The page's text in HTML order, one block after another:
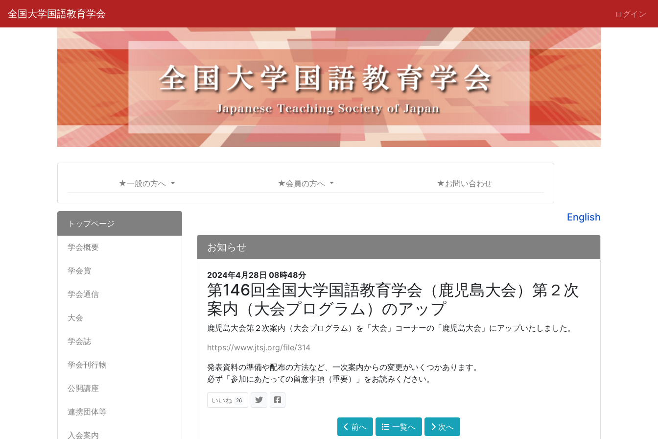
全国大学国語教育学会 ログイン
★一般の方へ ★会員の方へ ★お問い合わせ
トップページ
学会概要
学会賞
学会通信
大会
学会誌
学会刊行物
公開講座
連携団体等
入会案内
English
お知らせ
2024年4月28日 08時48分
第146回全国大学国語教育学会（鹿児島大会）第２次
案内（大会プログラム）のアップ
鹿児島大会第２次案内（大会プログラム）を「大会」コーナーの「鹿児島大会」にアップいたしました。
https://www.jtsj.org/file/314
発表資料の準備や配布の方法など、一次案内からの変更がいくつかあります。
必ず「参加にあたっての留意事項（重要）」をお読みください。
いいね 26
前へ 一覧へ 次へ